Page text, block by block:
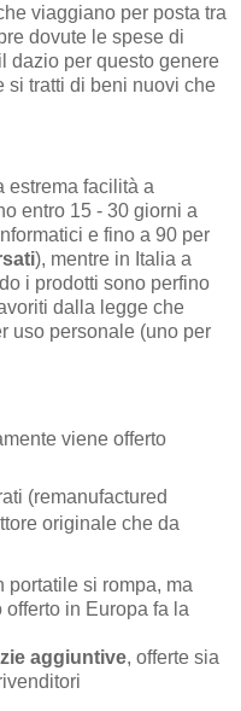
viaggiano per posta tra
dovute le spese di
dazio per questo genere
si tratti di beni nuovi che
estrema facilità a
entro 15 - 30 giorni a
e fino a 90 per
), mentre in Italia a
i prodotti sono perfino
dalla legge che
uso personale (uno per
viene offerto
(remanufactured
originale che da
portatile si rompa, ma
in Europa fa la
aggiuntive, offerte sia